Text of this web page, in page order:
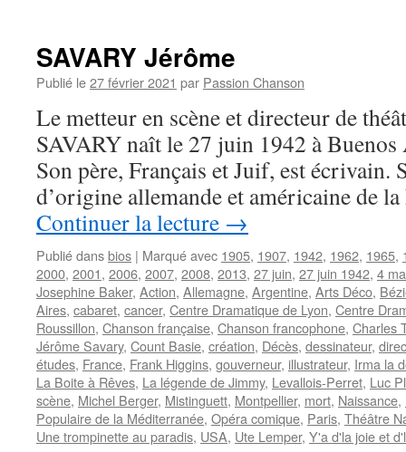
SAVARY Jérôme
Publié le27 février 2021 par Passion Chanson
Le metteur en scène et directeur de
SAVARY naît le 27 juin 1942 à
Son père, Français et Juif, est écrivain.
d’origine allemande et américaine de
Continuer la lecture →
Publié dansbios | Marqué avec 1905, 1907, 1942, 1962, 1965,
2000, 2001, 2006, 2007, 2008, 2013, 27 juin, 27 juin 1942, 4
Josephine Baker, Action, Allemagne, Argentine, Arts Déco,
Aires, cabaret, cancer, Centre Dramatique de Lyon, Centre
Roussillon, Chanson française, Chanson francophone, Charles
Jérôme Savary, Count Basie, création, Décès, dessinateur,
études, France, Frank Higgins, gouverneur, illustrateur, Irma la
La Boite à Rêves, La légende de Jimmy, Levallois-Perret, Luc
scène, Michel Berger, Mistinguett, Montpellier, mort, Naissance,
Populaire de la Méditerranée, Opéra comique, Paris, Théâtre
Une trompinette au paradis, USA, Ute Lemper, Y'a d'la joie et